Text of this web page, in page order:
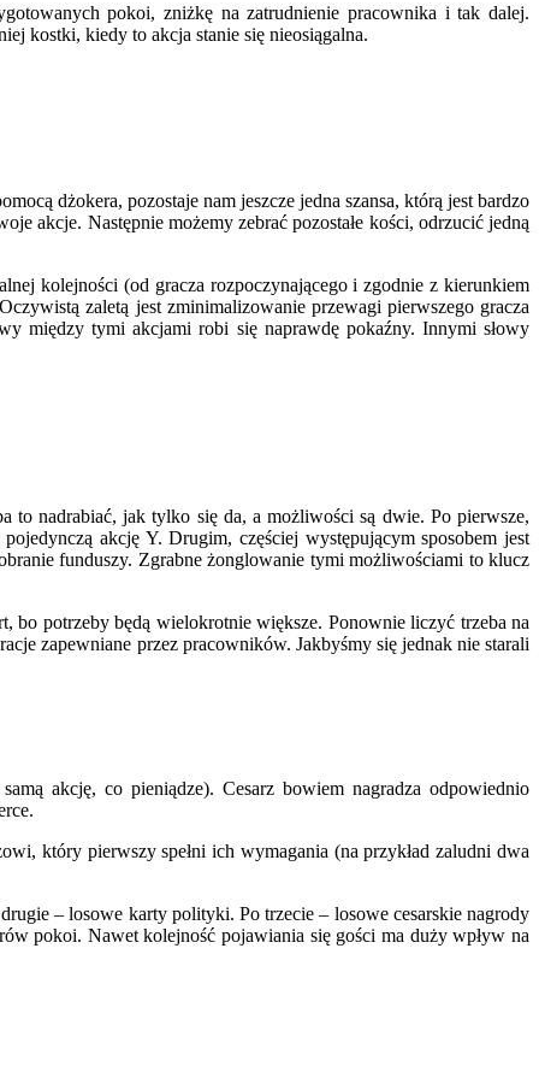
pokoi, zniżkę na zatrudnienie pracownika i tak dalej.
kostki, kiedy to akcja stanie się nieosiągalna.
dżokera, pozostaje nam jeszcze jedna szansa, którą jest bardzo
akcje. Następnie możemy zebrać pozostałe kości, odrzucić jedną
kolejności (od gracza rozpoczynającego i zgodnie z kierunkiem
zaletą jest zminimalizowanie przewagi pierwszego gracza
między tymi akcjami robi się naprawdę pokaźny. Innymi słowy
to nadrabiać, jak tylko się da, a możliwości są dwie. Po pierwsze,
akcję Y. Drugim, częściej występującym sposobem jest
funduszy. Zgrabne żonglowanie tymi możliwościami to klucz
bo potrzeby będą wielokrotnie większe. Ponownie liczyć trzeba na
zapewniane przez pracowników. Jakbyśmy się jednak nie starali
akcję, co pieniądze). Cesarz bowiem nagradza odpowiednio
który pierwszy spełni ich wymagania (na przykład zaludni dwa
– losowe karty polityki. Po trzecie – losowe cesarskie nagrody
pokoi. Nawet kolejność pojawiania się gości ma duży wpływ na